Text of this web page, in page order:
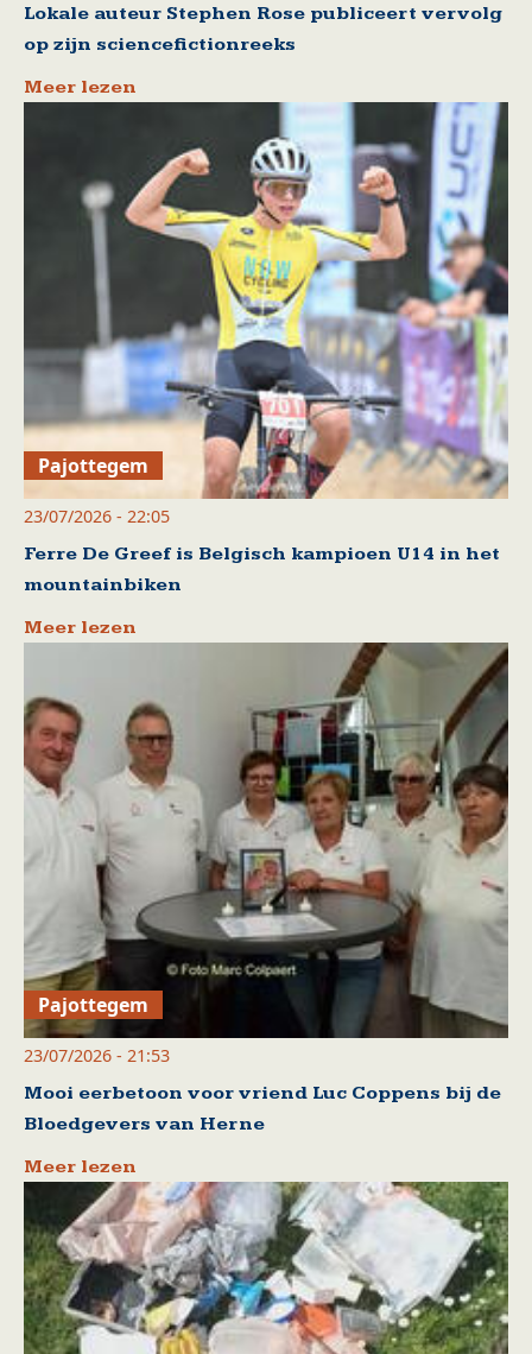
Lokale auteur Stephen Rose publiceert vervolg
op zijn sciencefictionreeks
Meer lezen
Pajottegem
23/07/2026 - 22:05
Ferre De Greef is Belgisch kampioen U14 in het
mountainbiken
Meer lezen
Pajottegem
23/07/2026 - 21:53
Mooi eerbetoon voor vriend Luc Coppens bij de
Bloedgevers van Herne
Meer lezen